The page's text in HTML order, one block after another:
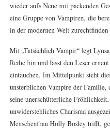
wieder aufs Neue mit packenden
eine Gruppe von Vampiren, die
in der modernen Welt zurechtfinden
Mit „Tatsächlich Vampir“ legt
Reihe hin und lässt den Leser
eintauchen. Im Mittelpunkt steht
unsterblichen Vampire der
seine unerschütterliche
unwiderstehliches Charisma
Menschenfrau Holly Bosley trifft,